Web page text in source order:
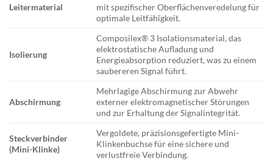
Leitermaterial
mit spezifischer Oberflächenveredelung für
optimale Leitfähigkeit.
Isolierung
Composilex® 3 Isolationsmaterial, das
elektrostatische Aufladung und
Energieabsorption reduziert, was zu einem
saubereren Signal führt.
Abschirmung
Mehrlagige Abschirmung zur Abwehr
externer elektromagnetischer Störungen
und zur Erhaltung der Signalintegrität.
Steckverbinder
(Mini-Klinke)
Vergoldete, präzisionsgefertigte Mini-
Klinkenbuchse für eine sichere und
verlustfreie Verbindung.